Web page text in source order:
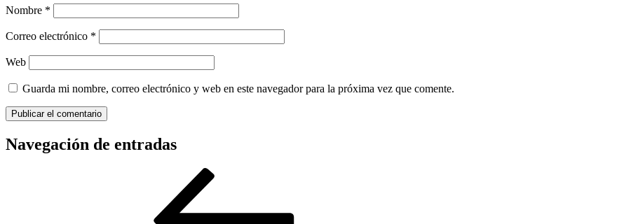
Nombre *
Correo electrónico *
Web
Guarda mi nombre, correo electrónico y web en este navegador para la próxima vez que comente.
Navegación de entradas